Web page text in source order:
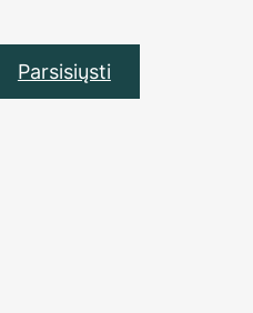
Parsisiųsti